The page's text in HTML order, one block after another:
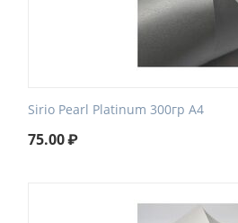
Sirio Pearl Platinum 300гр А4
75.00₽